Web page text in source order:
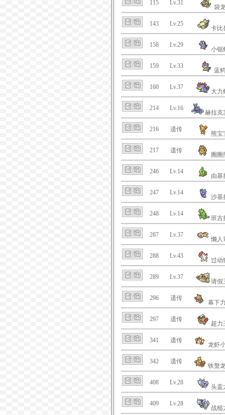
115 Lv.31
袋
143 Lv.25
卡比
158 Lv.29
小锯
159 Lv.33
蓝
160 Lv.37
大力
214 Lv.16
赫拉克
216 遗传
熊宝
217 遗传
圈圈
246 Lv.14
由基
247 Lv.14
沙基
248 Lv.14
班吉
287 Lv.37
懒人
288 Lv.43
过动
289 Lv.37
请假
296 遗传
幕下
297 遗传
超力
341 遗传
龙虾
342 遗传
铁螯
408 Lv.28
头盖
409 Lv.28
战槌